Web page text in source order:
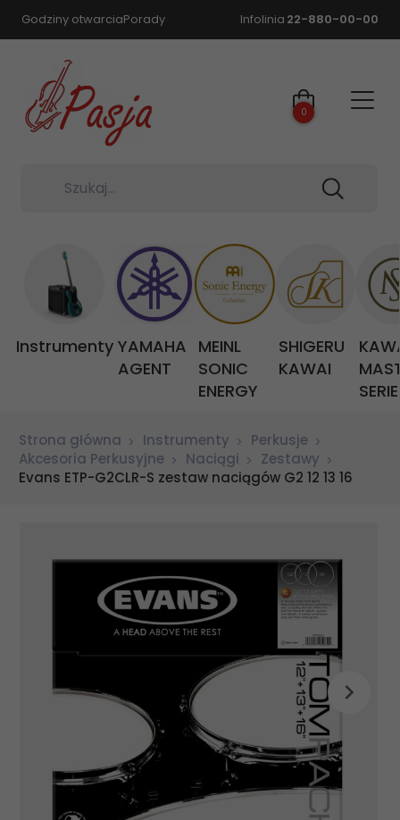
Godziny otwarciaPorady Infolinia 22-880-00-00
Szukaj...
0
Instrumenty YAMAHA
AGENT
MEINL
SONIC
ENERGY
SHIGERU
KAWAI
Strona główna Instrumenty
Perkusje
Akcesoria Perkusyjne
Naciągi
Zestawy
Evans ETP-G2CLR-S zestaw naciągów G2 12 13 16